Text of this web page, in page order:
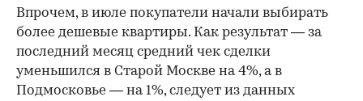
Впрочем, в июле покупатели начали выбирать
более дешевые квартиры. Как результат — за
последний месяц средний чек сделки
уменьшился в Старой Москве на 4%, а в
Подмосковье — на 1%, следует из данных